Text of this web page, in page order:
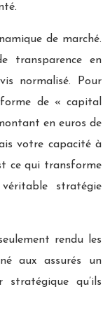
de marché.
transparence en
normalisé. Pour
de « capital
en euros de
votre capacité à
ce qui transforme
stratégie
rendu les
aux assurés un
qu’ils